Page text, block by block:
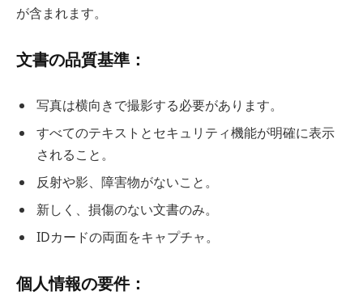
が含まれます。
文書の品質基準：
写真は横向きで撮影する必要があります。
すべてのテキストとセキュリティ機能が明確に表示
されること。
反射や影、障害物がないこと。
新しく、損傷のない文書のみ。
IDカードの両面をキャプチャ。
個人情報の要件：